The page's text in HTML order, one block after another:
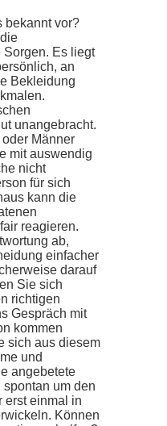
bekannt vor?
Es liegt
an
Bekleidung
unangebracht.
Männer
mit auswendig
nicht
für sich
kann die
reagieren.
ab,
einfacher
darauf
Sie sich
richtigen
Gespräch mit
kommen
sich aus diesem
und
angebetete
um den
erst einmal in
Können